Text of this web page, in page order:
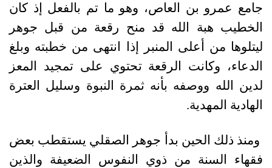
جامع عمرو بن العاص، وهو ما تم بالفعل إذ كان
الخطيب هبة الله قد منح رقعة من قبل جوهر
ليتلوها من أعلى المنبر إذا انتهى من خطبته وبلغ
الدعاء، وكانت الرقعة تحتوي على تمجيد المعز
لدين الله ووصفه بأنه ثمرة النبوة وسليل العترة
الهادية المهدية.
ومنذ ذلك الحين بدأ جوهر الصقلي يستقطب بعض
فقهاء السنة من ذوي النفوس الضعيفة والذين